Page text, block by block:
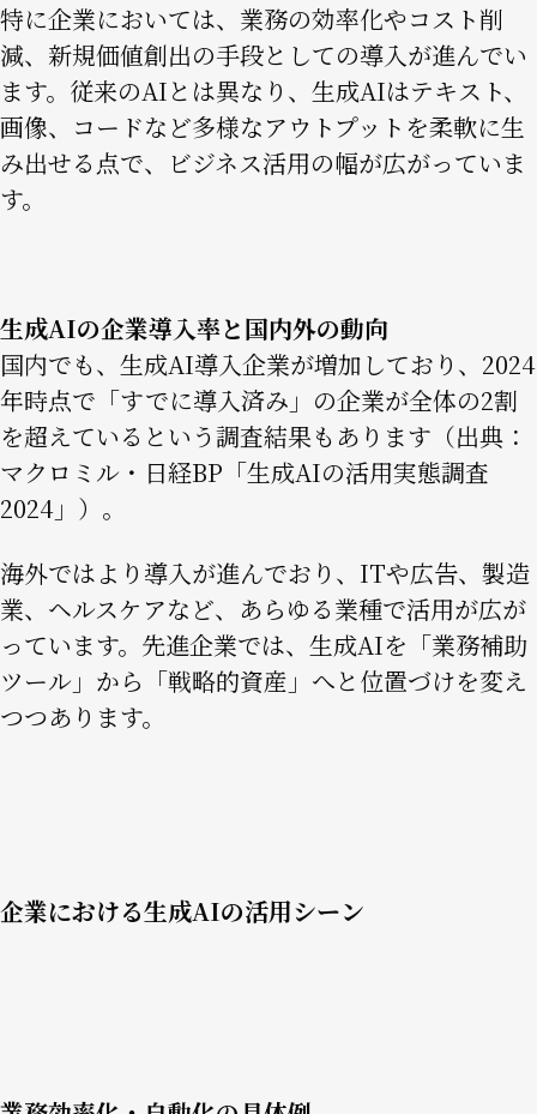
特に企業においては、業務の効率化やコスト削
減、新規価値創出の手段としての導入が進んでい
ます。従来のAIとは異なり、生成AIはテキスト、
画像、コードなど多様なアウトプットを柔軟に生
み出せる点で、ビジネス活用の幅が広がっていま
す。
生成AIの企業導入率と国内外の動向
国内でも、生成AI導入企業が増加しており、2024
年時点で「すでに導入済み」の企業が全体の2割
を超えているという調査結果もあります（出典：
マクロミル・日経BP「生成AIの活用実態調査
2024」 ）。
海外ではより導入が進んでおり、ITや広告、製造
業、ヘルスケアなど、あらゆる業種で活用が広が
っています。先進企業では、生成AIを「業務補助
ツール」から「戦略的資産」へと位置づけを変え
つつあります。
企業における生成AIの活用シーン